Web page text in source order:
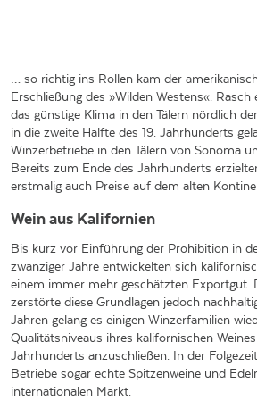
… so richtig ins Rollen kam der
Erschließung des »Wilden Westens«. Rasch
das günstige Klima in den Tälern nördlich
in die zweite Hälfte des 19. Jahrhunderts
Winzerbetriebe in den Tälern von Sonoma
Bereits zum Ende des Jahrhunderts
erstmalig auch Preise auf dem alten
Wein aus Kalifornien
Bis kurz vor Einführung der Prohibition in
zwanziger Jahre entwickelten sich
einem immer mehr geschätzten Exportgut.
zerstörte diese Grundlagen jedoch
Jahren gelang es einigen Winzerfamilien
Qualitätsniveaus ihres kalifornischen
Jahrhunderts anzuschließen. In der
Betriebe sogar echte Spitzenweine und
internationalen Markt.